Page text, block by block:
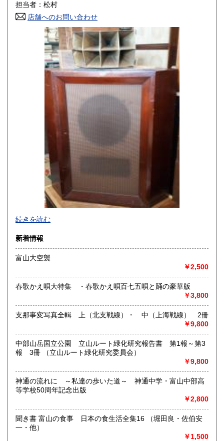
高知県 600円
600円 長崎県
600円 大分県
600円 鹿児島県
担当者：松村
店舗へのお問い合わせ
最寄駅：福野
営業時間：14時～18時
定休日：不定休
書籍の買取について
書籍全般、古道具、骨董など、古物全般の買取を致します。
持ち込み歓迎。
近県は出張買取致します。
取り扱い分野
哲学宗教、歴史、社会科学、自然科学、美術工芸、趣味、サ
ブカルチャー
続きを読む
新着情報
富山大空襲
￥2,500
春歌かえ唄大特集 ・春歌かえ唄百七五唄と踊の豪華版
￥3,800
支那事変写真全輯 上（北支戦線）・ 中（上海戦線） 2冊
￥9,800
中部山岳国立公園 立山ルート緑化研究報告書 第1報～第3
報 3冊 （立山ルート緑化研究委員会）
￥9,800
神通の流れに ～私達の歩いた道～ 神通中学・富山中部高
等学校50周年記念出版
￥2,800
聞き書 富山の食事 日本の食生活全集16 （堀田良・佐伯安
一・他）
￥1,500